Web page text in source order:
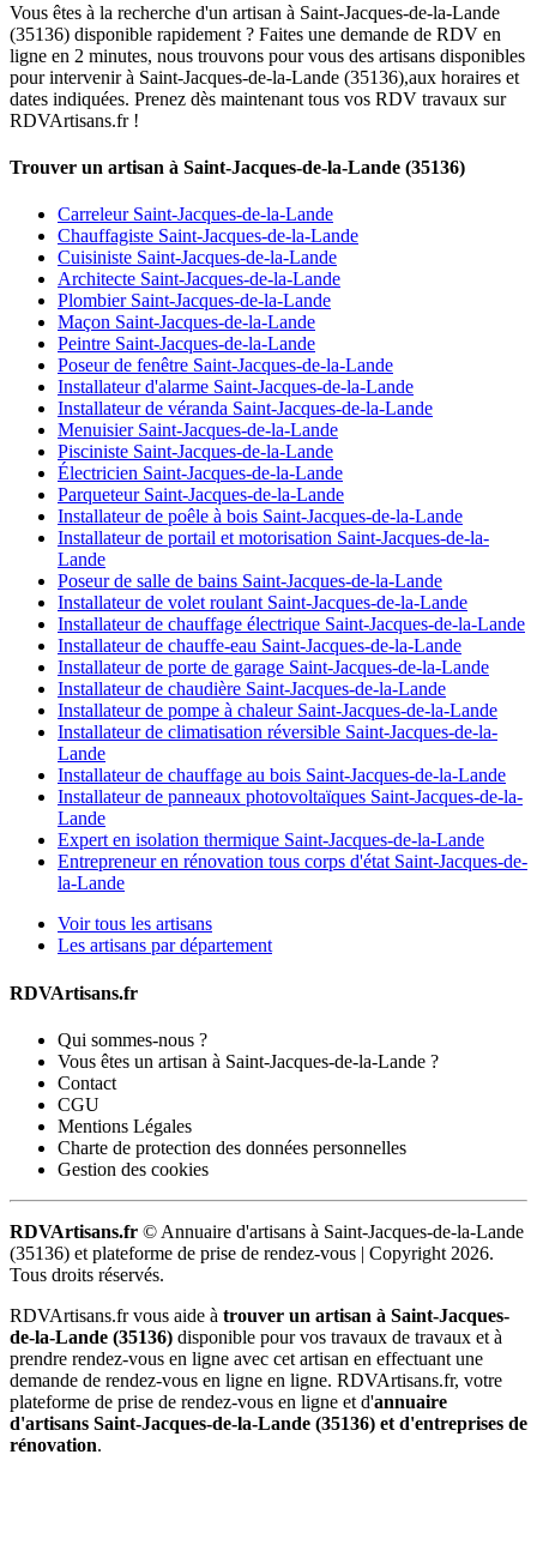
Vous êtes à la recherche d'un artisan à Saint-Jacques-de-la-Lande
(35136) disponible rapidement ? Faites une demande de RDV en
ligne en 2 minutes, nous trouvons pour vous des artisans disponibles
pour intervenir à Saint-Jacques-de-la-Lande (35136),aux horaires et
dates indiquées. Prenez dès maintenant tous vos RDV travaux sur
RDVArtisans.fr !
Trouver un artisan à Saint-Jacques-de-la-Lande (35136)
Carreleur Saint-Jacques-de-la-Lande
Chauffagiste Saint-Jacques-de-la-Lande
Cuisiniste Saint-Jacques-de-la-Lande
Architecte Saint-Jacques-de-la-Lande
Plombier Saint-Jacques-de-la-Lande
Maçon Saint-Jacques-de-la-Lande
Peintre Saint-Jacques-de-la-Lande
Poseur de fenêtre Saint-Jacques-de-la-Lande
Installateur d'alarme Saint-Jacques-de-la-Lande
Installateur de véranda Saint-Jacques-de-la-Lande
Menuisier Saint-Jacques-de-la-Lande
Pisciniste Saint-Jacques-de-la-Lande
Électricien Saint-Jacques-de-la-Lande
Parqueteur Saint-Jacques-de-la-Lande
Installateur de poêle à bois Saint-Jacques-de-la-Lande
Installateur de portail et motorisation Saint-Jacques-de-la-
Lande
Poseur de salle de bains Saint-Jacques-de-la-Lande
Installateur de volet roulant Saint-Jacques-de-la-Lande
Installateur de chauffage électrique Saint-Jacques-de-la-Lande
Installateur de chauffe-eau Saint-Jacques-de-la-Lande
Installateur de porte de garage Saint-Jacques-de-la-Lande
Installateur de chaudière Saint-Jacques-de-la-Lande
Installateur de pompe à chaleur Saint-Jacques-de-la-Lande
Installateur de climatisation réversible Saint-Jacques-de-la-
Lande
Installateur de chauffage au bois Saint-Jacques-de-la-Lande
Installateur de panneaux photovoltaïques Saint-Jacques-de-la-
Lande
Expert en isolation thermique Saint-Jacques-de-la-Lande
Entrepreneur en rénovation tous corps d'état Saint-Jacques-de-
la-Lande
Voir tous les artisans
Les artisans par département
RDVArtisans.fr
Qui sommes-nous ?
Vous êtes un artisan à Saint-Jacques-de-la-Lande ?
Contact
CGU
Mentions Légales
Charte de protection des données personnelles
Gestion des cookies
RDVArtisans.fr © Annuaire d'artisans à Saint-Jacques-de-la-Lande
(35136) et plateforme de prise de rendez-vous | Copyright 2026.
Tous droits réservés.
RDVArtisans.fr vous aide à trouver un artisan à Saint-Jacques-
de-la-Lande (35136) disponible pour vos travaux de travaux et à
prendre rendez-vous en ligne avec cet artisan en effectuant une
demande de rendez-vous en ligne en ligne. RDVArtisans.fr, votre
plateforme de prise de rendez-vous en ligne et d'annuaire
d'artisans Saint-Jacques-de-la-Lande (35136) et d'entreprises de
rénovation.